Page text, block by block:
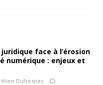
face à l’érosion
numérique : enjeux et
Dufresnes